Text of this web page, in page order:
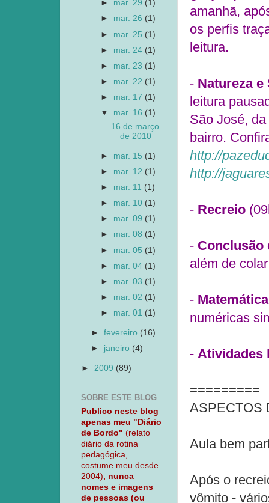
amanhã,
os perfis
leitura.
- Natureza
leitura
São José,
bairro.
http://
http://
- Recreio
- Conclusão
além de
-
numéricas
- Atividades
=========
ASPECTOS
Aula bem
Após o
vômito -
► mar. 29 (1)
► mar. 26 (1)
► mar. 25 (1)
► mar. 24 (1)
► mar. 23 (1)
► mar. 22 (1)
► mar. 17 (1)
▼ mar. 16 (1)
16 de março
de 2010
► mar. 15 (1)
► mar. 12 (1)
► mar. 11 (1)
► mar. 10 (1)
► mar. 09 (1)
► mar. 08 (1)
► mar. 05 (1)
► mar. 04 (1)
► mar. 03 (1)
► mar. 02 (1)
► mar. 01 (1)
►fevereiro (16)
► janeiro (4)
► 2009 (89)
SOBRE ESTE BLOG
Publico neste blog
apenas meu "Diário
de Bordo" (relato
diário da rotina
pedagógica,
costume meu desde
2004), nunca
nomes e imagens
de pessoas (ou